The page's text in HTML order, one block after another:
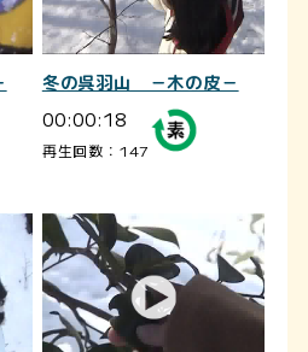
冬の呉羽山 －木の皮－
00:00:18
再生回数：147